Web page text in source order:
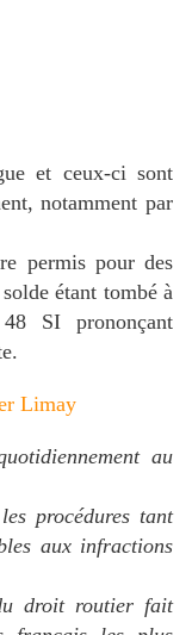
et ceux-ci sont
notamment par
permis pour des
étant tombé à
SI prononçant
Limay
au
procédures tant
aux infractions
droit routier fait